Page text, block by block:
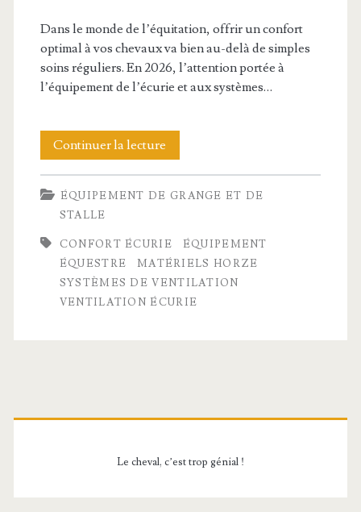
Dans le monde de l’équitation, offrir un confort
optimal à vos chevaux va bien au-delà de simples
soins réguliers. En 2026, l’attention portée à
l’équipement de l’écurie et aux systèmes…
Continuer la lecture
le
confort
votre
écurie
systèmes
ÉQUIPEMENT DE GRANGE ET DE
STALLE
CONFORT ÉCURIE
ÉQUIPEMENT
ÉQUESTRE
MATÉRIELS HORZE
SYSTÈMES DE VENTILATION
VENTILATION ÉCURIE
Barre
Le cheval, c’est trop génial !